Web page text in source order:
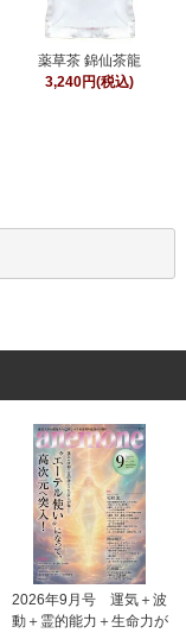
薬草茶 錦仙茶龍
3,240円(税込)
2026年9月号 運気＋波
動＋霊的能力＋生命力が